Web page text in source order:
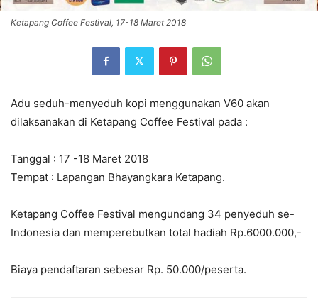
Ketapang Coffee Festival, 17-18 Maret 2018
Adu seduh-menyeduh kopi menggunakan V60 akan
dilaksanakan di Ketapang Coffee Festival pada :
Tanggal : 17 -18 Maret 2018
Tempat : Lapangan Bhayangkara Ketapang.
Ketapang Coffee Festival mengundang 34 penyeduh se-
Indonesia dan memperebutkan total hadiah Rp.6000.000,-
Biaya pendaftaran sebesar Rp. 50.000/peserta.